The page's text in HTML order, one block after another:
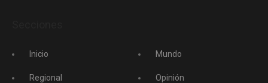
Inicio
Regional
Mundo
Opinión